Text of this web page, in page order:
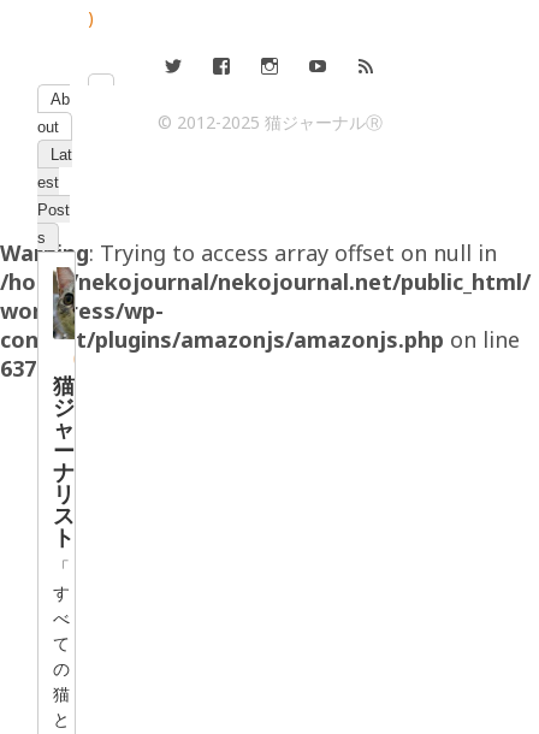
)
Ab
out
Lat
est
Post
s
猫
ジ
ャ
ー
ナ
リ
ス
ト
「
す
べ
て
の
猫
と
© 2012-2025 猫ジャーナルⓇ
Warning: Trying to access array offset on null in
/home/nekojournal/nekojournal.net/public_html/
wordpress/wp-
content/plugins/amazonjs/amazonjs.php on line
637